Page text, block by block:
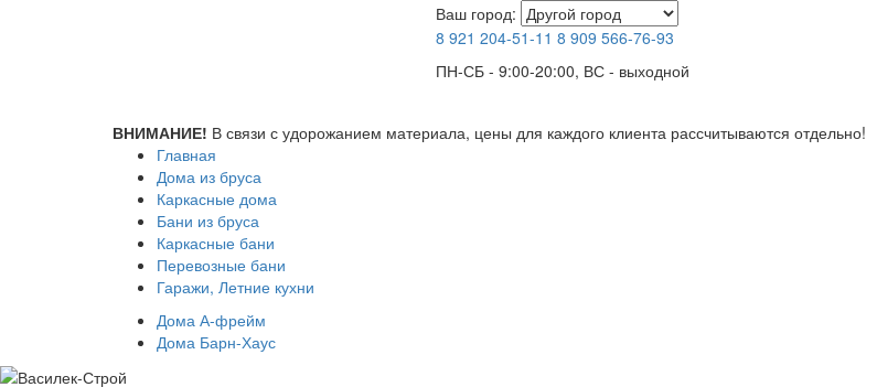
Ваш город:
8 921 204-51-11 8 909 566-76-93
ПН-СБ - 9:00-20:00, ВС - выходной
ВНИМАНИЕ! В связи с удорожанием материала, цены для каждого клиента рассчитываются отдельно!
Главная
Дома из бруса
Каркасные дома
Бани из бруса
Каркасные бани
Перевозные бани
Гаражи, Летние кухни
Дома А-фрейм
Дома Барн-Хаус